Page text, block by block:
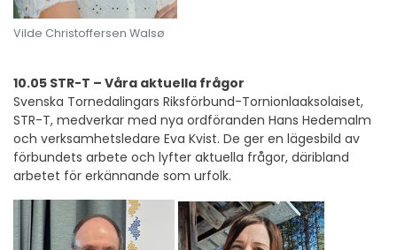
Vilde Christoffersen Walsø
10.05 STR-T – Våra aktuella frågor
Svenska Tornedalingars Riksförbund-Tornionlaaksolaiset,
STR-T, medverkar med nya ordföranden Hans Hedemalm
och verksamhetsledare Eva Kvist. De ger en lägesbild av
förbundets arbete och lyfter aktuella frågor, däribland
arbetet för erkännande som urfolk.